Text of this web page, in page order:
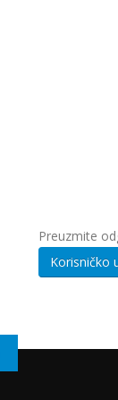
Preuzmite